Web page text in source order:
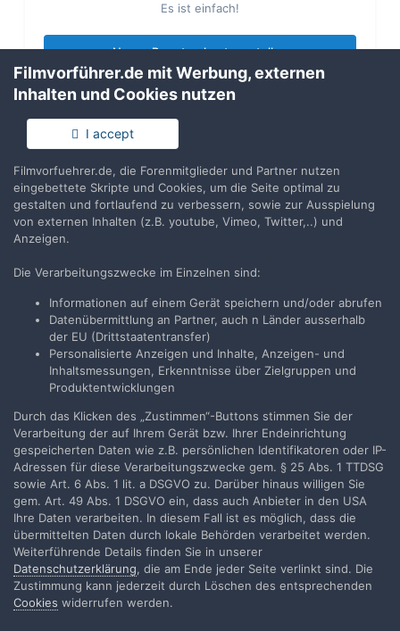
Es ist einfach!
Neues Benutzerkonto erstellen
Du hast bereits ein Benutzerkonto? Melde Dich hier an.
Jetzt anmelden
Teilen Folgen
Zur Themenübersicht
Filmvorführer.de via Google durchsuchen:
Sprache
Impressum / Datenschutzerklärung
Nutzungsbedingungen
Realisierung: IN-Solution
Powered by Invision Community
Filmvorführer.de mit Werbung, externen
Inhalten und Cookies nutzen
I accept
Filmvorfuehrer.de, die Forenmitglieder und Partner nutzen
eingebettete Skripte und Cookies, um die Seite optimal zu
gestalten und fortlaufend zu verbessern, sowie zur Ausspielung
von externen Inhalten (z.B. youtube, Vimeo, Twitter,..) und
Anzeigen.
Die Verarbeitungszwecke im Einzelnen sind:
Informationen auf einem Gerät speichern und/oder abrufen
Datenübermittlung an Partner, auch n Länder ausserhalb
der EU (Drittstaatentransfer)
Personalisierte Anzeigen und Inhalte, Anzeigen- und
Inhaltsmessungen, Erkenntnisse über Zielgruppen und
Produktentwicklungen
Durch das Klicken des „Zustimmen“-Buttons stimmen Sie der
Verarbeitung der auf Ihrem Gerät bzw. Ihrer Endeinrichtung
gespeicherten Daten wie z.B. persönlichen Identifikatoren oder IP-
Adressen für diese Verarbeitungszwecke gem. § 25 Abs. 1 TTDSG
sowie Art. 6 Abs. 1 lit. a DSGVO zu. Darüber hinaus willigen Sie
gem. Art. 49 Abs. 1 DSGVO ein, dass auch Anbieter in den USA
Ihre Daten verarbeiten. In diesem Fall ist es möglich, dass die
übermittelten Daten durch lokale Behörden verarbeitet werden.
Weiterführende Details finden Sie in unserer
Datenschutzerklärung, die am Ende jeder Seite verlinkt sind. Die
Zustimmung kann jederzeit durch Löschen des entsprechenden
Cookies widerrufen werden.